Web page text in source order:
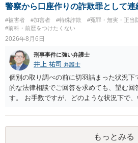
護観察所と連携した職業支援の内容や具
督者の証言 など、証拠で担保された客観
なければあまり意味がありません。 もとも
あれば本人の反省の言葉だけで十分であり
いうのが実感です。
警察から口座作りの詐欺罪として連
#被害者 #加害者 #特殊詐欺 #冤罪・無実・正当
#前科・前歴をつけたくない
2026年8月6日
刑事事件に強い弁護士
井上 祐司 弁護士
個別の取り調べの前に切羽詰まった状況下
的な法律相談でご回答を求めても、望む回
す。 お手数ですが、どのような状況下で
の程度だと聞いているのかということにつ
相談を受けられたうえで対処方法を探され
一般論でいえば、任意取り調べの場合、Ｉ
もっとみる